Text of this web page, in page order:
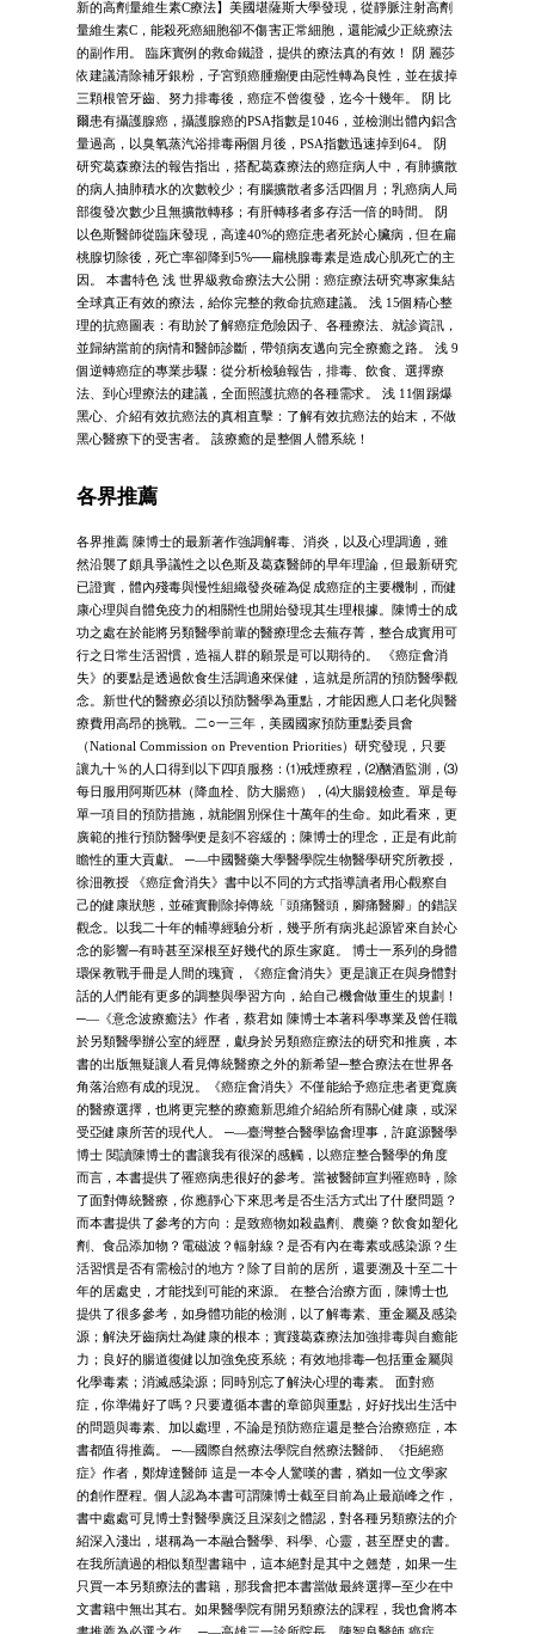
新的高劑量維生素C療法】美國堪薩斯大學發現，從靜脈注射高劑
量維生素C，能殺死癌細胞卻不傷害正常細胞，還能減少正統療法
的副作用。 臨床實例的救命鐵證，提供的療法真的有效！ 阴 麗莎
依建議清除補牙銀粉，子宮頸癌腫瘤便由惡性轉為良性，並在拔掉
三顆根管牙齒、努力排毒後，癌症不曾復發，迄今十幾年。 阴 比
爾患有攝護腺癌，攝護腺癌的PSA指數是1046，並檢測出體內鋁含
量過高，以臭氧蒸汽浴排毒兩個月後，PSA指數迅速掉到64。 阴
研究葛森療法的報告指出，搭配葛森療法的癌症病人中，有肺擴散
的病人抽肺積水的次數較少；有腦擴散者多活四個月；乳癌病人局
部復發次數少且無擴散轉移；有肝轉移者多存活一倍的時間。 阴
以色斯醫師從臨床發現，高達40%的癌症患者死於心臟病，但在扁
桃腺切除後，死亡率卻降到5%──扁桃腺毒素是造成心肌死亡的主
因。 本書特色 浅 世界級救命療法大公開：癌症療法研究專家集結
全球真正有效的療法，給你完整的救命抗癌建議。 浅 15個精心整
理的抗癌圖表：有助於了解癌症危險因子、各種療法、就診資訊，
並歸納當前的病情和醫師診斷，帶領病友邁向完全療癒之路。 浅 9
個逆轉癌症的專業步驟：從分析檢驗報告，排毒、飲食、選擇療
法、到心理療法的建議，全面照護抗癌的各種需求。 浅 11個踢爆
黑心、介紹有效抗癌法的真相直擊：了解有效抗癌法的始末，不做
黑心醫療下的受害者。 該療癒的是整個人體系統！
各界推薦
各界推薦 陳博士的最新著作強調解毒、消炎，以及心理調適，雖
然沿襲了頗具爭議性之以色斯及葛森醫師的早年理論，但最新研究
已證實，體內殘毒與慢性組織發炎確為促成癌症的主要機制，而健
康心理與自體免疫力的相關性也開始發現其生理根據。陳博士的成
功之處在於能將另類醫學前輩的醫療理念去蕪存菁，整合成實用可
行之日常生活習慣，造福人群的願景是可以期待的。 《癌症會消
失》的要點是透過飲食生活調適來保健，這就是所謂的預防醫學觀
念。新世代的醫療必須以預防醫學為重點，才能因應人口老化與醫
療費用高昂的挑戰。二○一三年，美國國家預防重點委員會
（National Commission on Prevention Priorities）研究發現，只要
讓九十％的人口得到以下四項服務：⑴戒煙療程，⑵酗酒監測，⑶
每日服用阿斯匹林（降血栓、防大腸癌），⑷大腸鏡檢查。單是每
單一項目的預防措施，就能個別保住十萬年的生命。如此看來，更
廣範的推行預防醫學便是刻不容緩的；陳博士的理念，正是有此前
瞻性的重大貢獻。 ─—中國醫藥大學醫學院生物醫學研究所教授，
徐沺教授 《癌症會消失》書中以不同的方式指導讀者用心觀察自
己的健康狀態，並確實刪除掉傳統「頭痛醫頭，腳痛醫腳」的錯誤
觀念。以我二十年的輔導經驗分析，幾乎所有病兆起源皆來自於心
念的影響─有時甚至深根至好幾代的原生家庭。 博士一系列的身體
環保教戰手冊是人間的瑰寶，《癌症會消失》更是讓正在與身體對
話的人們能有更多的調整與學習方向，給自己機會做重生的規劃！
─—《意念波療癒法》作者，蔡君如 陳博士本著科學專業及曾任職
於另類醫學辦公室的經歷，獻身於另類癌症療法的研究和推廣，本
書的出版無疑讓人看見傳統醫療之外的新希望─整合療法在世界各
角落治癌有成的現況。《癌症會消失》不僅能給予癌症患者更寬廣
的醫療選擇，也將更完整的療癒新思維介紹給所有關心健康，或深
受亞健康所苦的現代人。 ─—臺灣整合醫學協會理事，許庭源醫學
博士 閱讀陳博士的書讓我有很深的感觸，以癌症整合醫學的角度
而言，本書提供了罹癌病患很好的參考。當被醫師宣判罹癌時，除
了面對傳統醫療，你應靜心下來思考是否生活方式出了什麼問題？
而本書提供了參考的方向：是致癌物如殺蟲劑、農藥？飲食如塑化
劑、食品添加物？電磁波？輻射線？是否有內在毒素或感染源？生
活習慣是否有需檢討的地方？除了目前的居所，還要溯及十至二十
年的居處史，才能找到可能的來源。 在整合治療方面，陳博士也
提供了很多參考，如身體功能的檢測，以了解毒素、重金屬及感染
源；解決牙齒病灶為健康的根本；實踐葛森療法加強排毒與自癒能
力；良好的腸道復健以加強免疫系統；有效地排毒─包括重金屬與
化學毒素；消滅感染源；同時別忘了解決心理的毒素。 面對癌
症，你準備好了嗎？只要遵循本書的章節與重點，好好找出生活中
的問題與毒素、加以處理，不論是預防癌症還是整合治療癌症，本
書都值得推薦。 ─—國際自然療法學院自然療法醫師、《拒絕癌
症》作者，鄭煒達醫師 這是一本令人驚嘆的書，猶如一位文學家
的創作歷程。個人認為本書可謂陳博士截至目前為止最巔峰之作，
書中處處可見博士對醫學廣泛且深刻之體認，對各種另類療法的介
紹深入淺出，堪稱為一本融合醫學、科學、心靈，甚至歷史的書。
在我所讀過的相似類型書籍中，這本絕對是其中之翹楚，如果一生
只買一本另類療法的書籍，那我會把本書當做最終選擇─至少在中
文書籍中無出其右。如果醫學院有開另類療法的課程，我也會將本